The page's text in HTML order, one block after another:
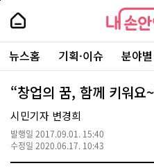
본
로
가
내
손
안
에
서
울
-
서
울
시
대
표
소
내
손
에
울
주
요
서
뉴스홈 기획·이슈 분야
“창업의 꿈, 함께 키워요
시민기자 변경희
발행일 2017.09.01. 15:40
수정일 2020.06.17. 10:43
페
상
단
로